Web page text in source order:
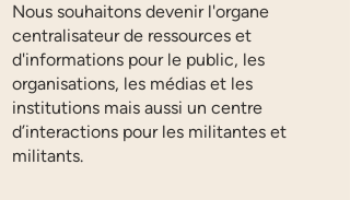
Nous souhaitons devenir l'organe
centralisateur de ressources et
d'informations pour le public, les
organisations, les médias et les
institutions mais aussi un centre
d’interactions pour les militantes et
militants.